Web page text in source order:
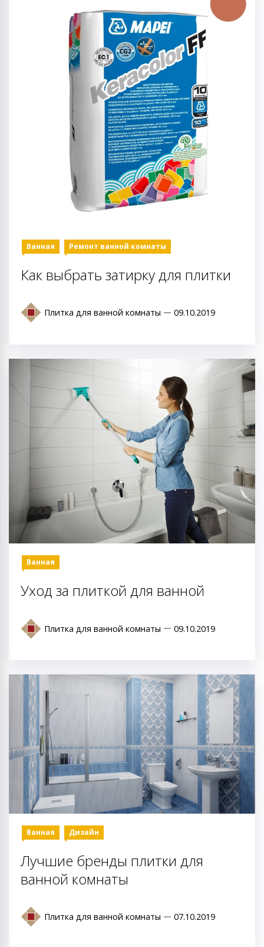
Ванная Ремонт ванной комнаты
Как выбрать затирку для плитки
Плитка для ванной комнаты 09.10.2019
Ванная
Уход за плиткой для ванной
Плитка для ванной комнаты 09.10.2019
Ванная Дизайн
Лучшие бренды плитки для
ванной комнаты
Плитка для ванной комнаты 07.10.2019